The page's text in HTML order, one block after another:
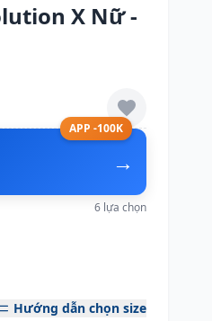
X Nữ -
APP -100K
→
6 lựa chọn
Hướng dẫn chọn size